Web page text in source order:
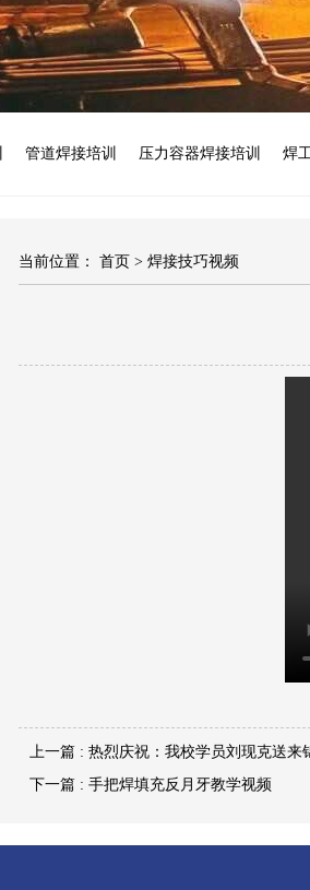
管道焊接培训 压力容器焊接培训 焊
当前位置： 首页 > 焊接技巧视频
上一篇 : 热烈庆祝：我校学员刘现克送来
下一篇 : 手把焊填充反月牙教学视频